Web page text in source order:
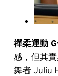
禪柔運動
感，但其
舞者 Juliu